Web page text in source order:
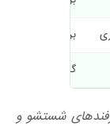
برای تنظیم
گلپر راز
شستشو و